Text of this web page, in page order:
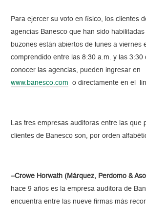
Para ejercer su voto en físico, los clientes
agencias Banesco que han sido
buzones están abiertos de lunes a viernes
comprendido entre las 8:30 a.m. y las 3:30
conocer las agencias, pueden ingresar en
www.banesco.com o directamente en el
Las tres empresas auditoras entre las que
clientes de Banesco son, por orden
–Crowe Horwath (Márquez, Perdomo &
hace 9 años es la empresa auditora de
encuentra entre las nueve firmas más